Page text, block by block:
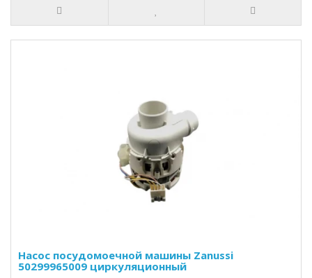
Насос посудомоечной машины Zanussi
50299965009 циркуляционный